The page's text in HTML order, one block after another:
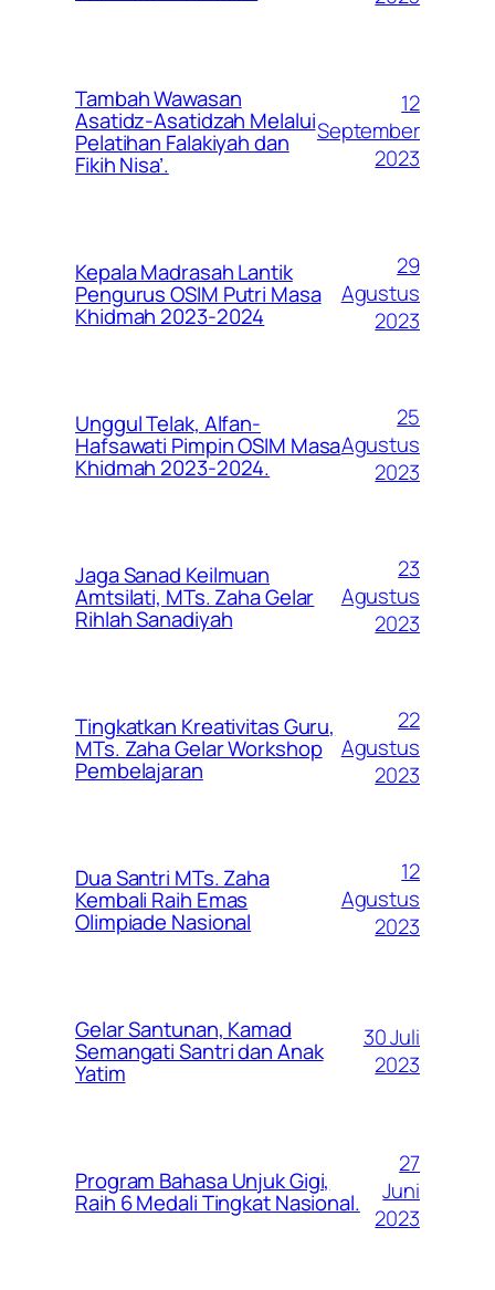
Tambah Wawasan
Asatidz-Asatidzah Melalui
Pelatihan Falakiyah dan
Fikih Nisa’.
12
September
2023
Kepala Madrasah Lantik
Pengurus OSIM Putri Masa
Khidmah 2023-2024
29
Agustus
2023
Unggul Telak, Alfan-
Hafsawati Pimpin OSIM Masa
Khidmah 2023-2024.
25
Agustus
2023
Jaga Sanad Keilmuan
Amtsilati, MTs. Zaha Gelar
Rihlah Sanadiyah
23
Agustus
2023
Tingkatkan Kreativitas Guru,
MTs. Zaha Gelar Workshop
Pembelajaran
22
Agustus
2023
Dua Santri MTs. Zaha
Kembali Raih Emas
Olimpiade Nasional
12
Agustus
2023
Gelar Santunan, Kamad
Semangati Santri dan Anak
Yatim
30 Juli
2023
Program Bahasa Unjuk Gigi,
Raih 6 Medali Tingkat Nasional.
27
Juni
2023